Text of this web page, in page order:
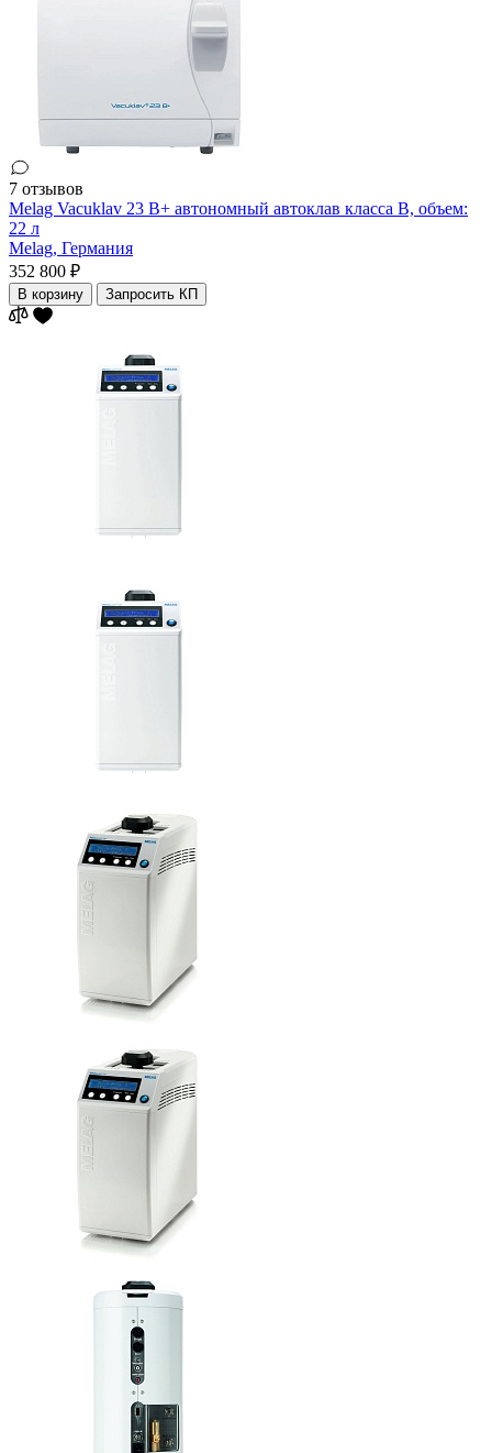
7 отзывов
Melag Vacuklav 23 B+ автономный автоклав класса В, объем:
22 л
Melag, Германия
352 800 ₽
В корзину Запросить КП